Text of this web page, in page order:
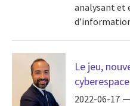
analysant et
Le jeu,
2022-06-17